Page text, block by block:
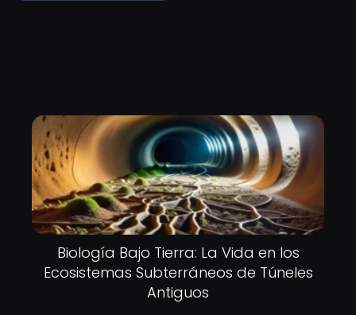
Biología Bajo Tierra: La Vida en los
Ecosistemas Subterráneos de Túneles
Antiguos